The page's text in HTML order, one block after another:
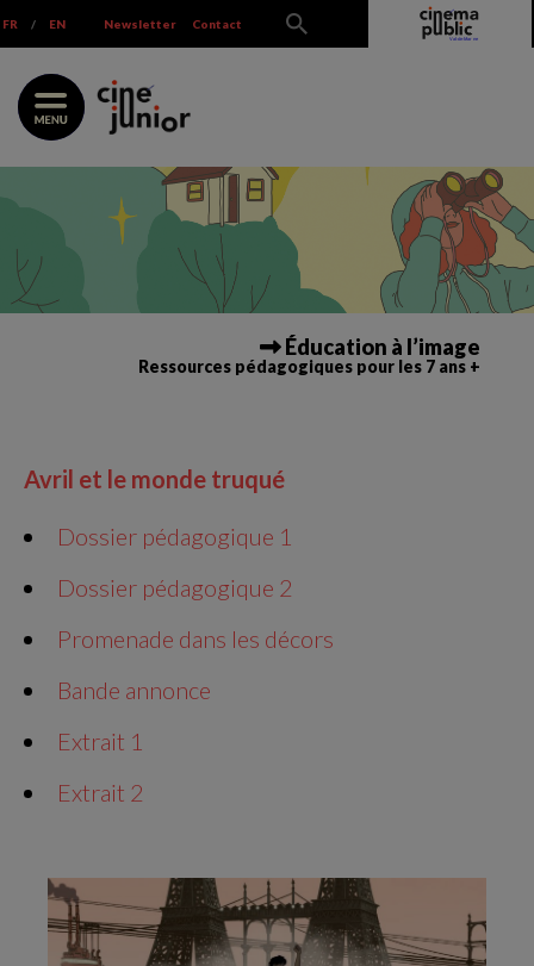
to
content
FR / EN Newsletter Contact
Éducation à l’image
Ressources pédagogiques pour les 7 ans +
Avril et le monde truqué
Dossier pédagogique 1
Dossier pédagogique 2
Promenade dans les décors
Bande annonce
Extrait 1
Extrait 2